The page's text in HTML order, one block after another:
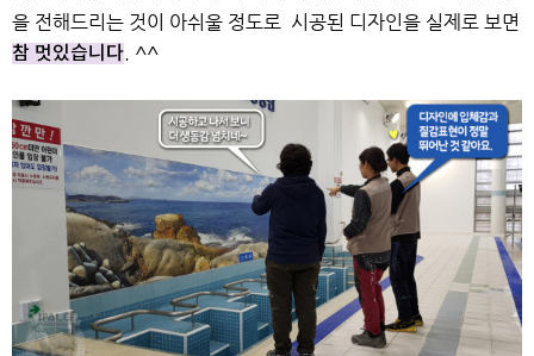
을 전해드리는 것이 아쉬울 정도로 시공된 디자인을 실제로 보면
참 멋있습니다. ^^